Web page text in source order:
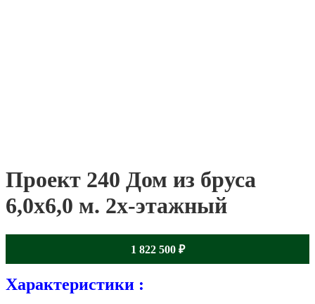
Проект 240 Дом из бруса
6,0х6,0 м. 2х-этажный
1 822 500 ₽
Характеристики :